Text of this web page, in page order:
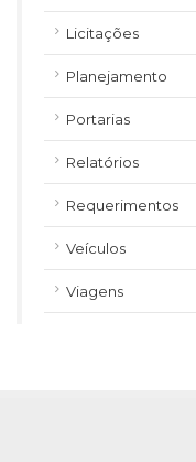
Licitações
Planejamento
Portarias
Relatórios
Requerimentos
Veículos
Viagens